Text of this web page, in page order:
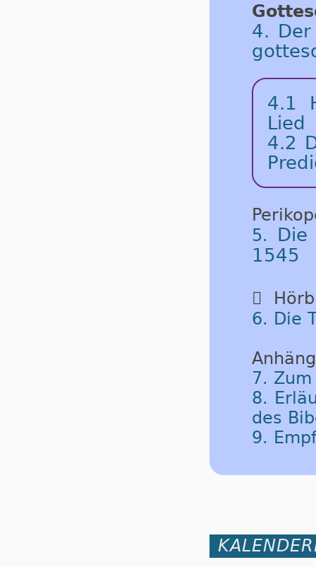
4.
4.1
Lied
4.2
5. Die
1545

6. Die
7.
8.
des
9.